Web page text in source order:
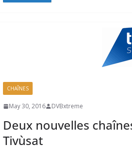
CHAÎNES
May 30, 2016 DVBxtreme
Deux nouvelles
Tivùsat